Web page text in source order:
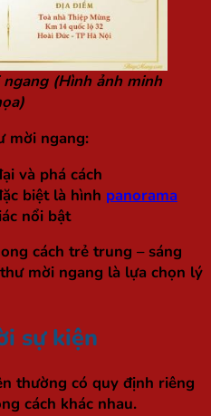
(Hình ảnh minh
mời ngang:
và phá cách
biệt là hình panorama
nổi bật
cách trẻ trung – sáng
mời ngang là lựa chọn lý
sự kiện
thường có quy định riêng
cách khác nhau.